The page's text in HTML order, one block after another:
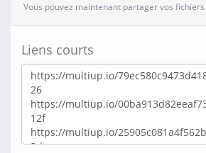
Vous pouvez maintenant partager vos fichiers
Liens courts